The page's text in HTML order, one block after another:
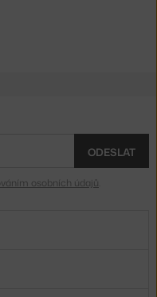
ODESLAT
osobních údajů